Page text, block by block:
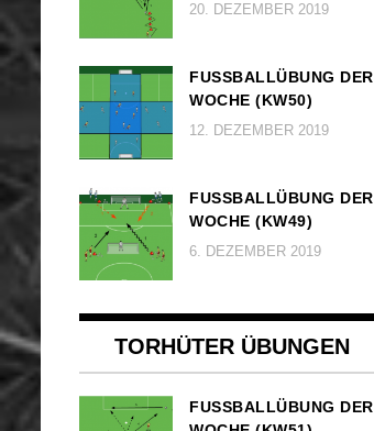
20. DEZEMBER 2019
FUSSBALLÜBUNG DER W
OCHE (KW50)
12. DEZEMBER 2019
FUSSBALLÜBUNG DER W
OCHE (KW49)
6. DEZEMBER 2019
TORHÜTER ÜBUNGEN
FUSSBALLÜBUNG DER W